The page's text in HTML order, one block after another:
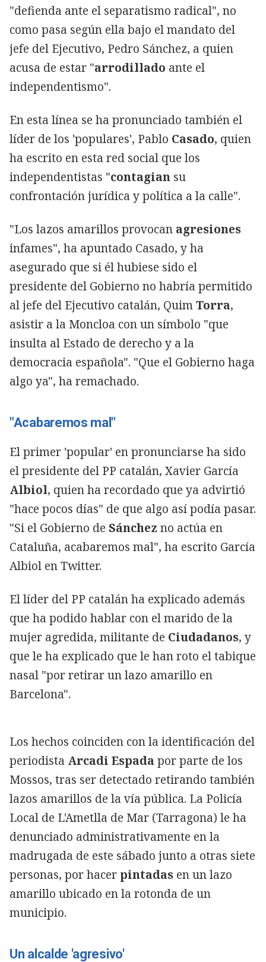
"defienda ante el separatismo radical", no
como pasa según ella bajo el mandato del
jefe del Ejecutivo, Pedro Sánchez, a quien
acusa de estar "arrodillado ante el
independentismo".
En esta línea se ha pronunciado también el
líder de los 'populares', Pablo Casado, quien
ha escrito en esta red social que los
independentistas "contagian su
confrontación jurídica y política a la calle".
"Los lazos amarillos provocan agresiones
infames", ha apuntado Casado, y ha
asegurado que si él hubiese sido el
presidente del Gobierno no habría permitido
al jefe del Ejecutivo catalán, QuimTorra,
asistir a la Moncloa con un símbolo "que
insulta al Estado de derecho y a la
democracia española". "Que el Gobierno haga
algo ya", ha remachado.
"Acabaremos mal"
El primer 'popular' en pronunciarse ha sido
el presidente del PP catalán, Xavier García
Albiol, quien ha recordado que ya advirtió
"hace pocos días" de que algo así podía pasar.
"Si el Gobierno de Sánchez no actúa en
Cataluña, acabaremos mal", ha escrito García
Albiol en Twitter.
El líder del PP catalán ha explicado además
que ha podido hablar con el marido de la
mujer agredida, militante de Ciudadanos, y
que le ha explicado que le han roto el tabique
nasal "por retirar un lazo amarillo en
Barcelona".
Los hechos coinciden con la identificación del
periodista Arcadi Espada por parte de los
Mossos, tras ser detectado retirando también
lazos amarillos de la vía pública. La Policía
Local de L'Ametlla de Mar (Tarragona) le ha
denunciado administrativamente en la
madrugada de este sábado junto a otras siete
personas, por hacer pintadas en un lazo
amarillo ubicado en la rotonda de un
municipio.
Un alcalde 'agresivo'